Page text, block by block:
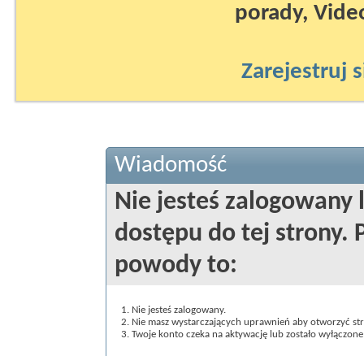
porady,
Zarejestruj
Wiadomość
Nie jesteś zalogowany
dostępu do tej strony.
powody to:
Nie jesteś zalogowany.
Nie masz wystarczających uprawnień aby otworzyć
Twoje konto czeka na aktywację lub zostało